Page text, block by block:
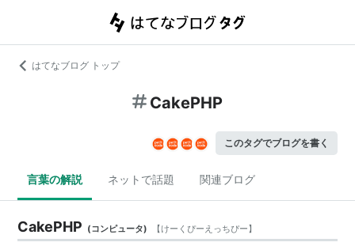
はてなブログ トップ
CakePHP
このタグでブログを書く
言葉の解説 ネットで話題 関連ブログ
CakePHP (コンピュータ) 【けーくぴーえっちぴー】